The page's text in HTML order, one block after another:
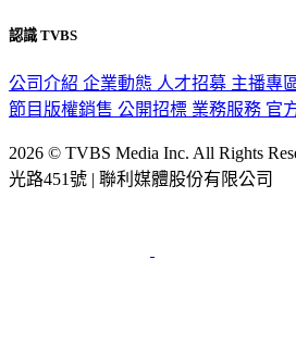
認識 TVBS
公司介紹 企業動態 人才招募 主播專
節目版權銷售 公開招標 業務服務 官
2026 © TVBS Media Inc. All Rights
光路451號 | 聯利媒體股份有限公司